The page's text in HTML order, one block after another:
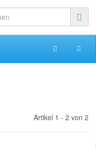
Artikel 1 - 2 von 2